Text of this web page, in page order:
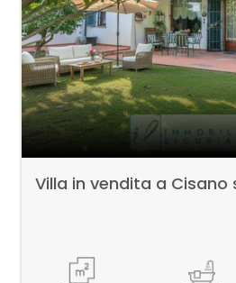
Villa in vendita a Cisano
LAVORA
CON
NOI
CONTATTI
Provincia
Comune